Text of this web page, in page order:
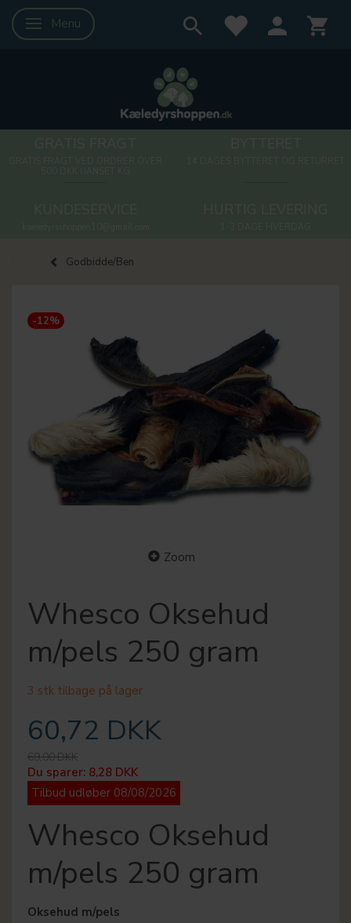
Skifte navigation
Menu
Godbidde/Ben
-12%
Zoom
Whesco Oksehud
m/pels 250 gram
3 stk tilbage på lager
60,72 DKK
69,00 DKK
Du sparer: 8,28 DKK
Tilbud udløber 08/08/2026
Whesco Oksehud
m/pels 250 gram
Oksehud m/pels